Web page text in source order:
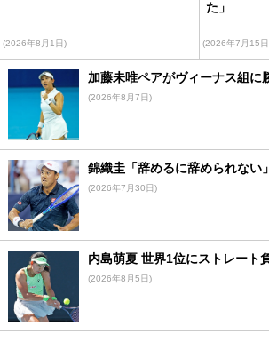
(2026年8月1日)
た」
(2026年7月15
加藤未唯ペアがヴィーナス組に
(2026年8月7日)
錦織圭「辞めるに辞められない」
(2026年7月30日)
内島萌夏 世界1位にストレート
(2026年8月5日)